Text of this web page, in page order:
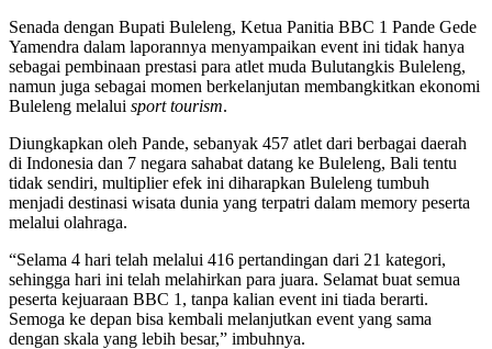
Senada dengan Bupati Buleleng, Ketua Panitia BBC 1 Pande Gede
Yamendra dalam laporannya menyampaikan event ini tidak hanya
sebagai pembinaan prestasi para atlet muda Bulutangkis Buleleng,
namun juga sebagai momen berkelanjutan membangkitkan ekonomi
Buleleng melalui sport tourism.
Diungkapkan oleh Pande, sebanyak 457 atlet dari berbagai daerah
di Indonesia dan 7 negara sahabat datang ke Buleleng, Bali tentu
tidak sendiri, multiplier efek ini diharapkan Buleleng tumbuh
menjadi destinasi wisata dunia yang terpatri dalam memory peserta
melalui olahraga.
“Selama 4 hari telah melalui 416 pertandingan dari 21 kategori,
sehingga hari ini telah melahirkan para juara. Selamat buat semua
peserta kejuaraan BBC 1, tanpa kalian event ini tiada berarti.
Semoga ke depan bisa kembali melanjutkan event yang sama
dengan skala yang lebih besar,” imbuhnya.